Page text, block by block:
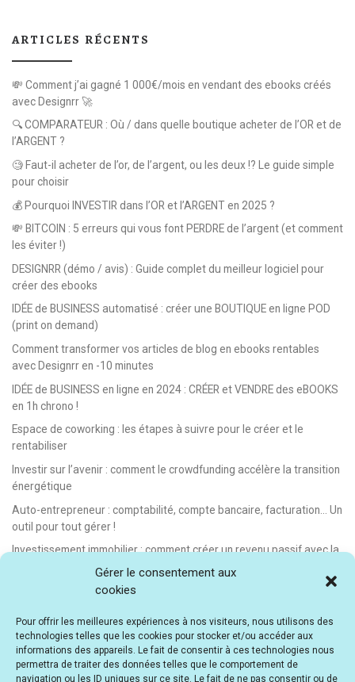
Gérer le consentement aux
cookies
Pour offrir les meilleures expériences à nos visiteurs, nous utilisons des
technologies telles que les cookies pour stocker et/ou accéder aux
informations des appareils. Le fait de consentir à ces technologies nous
permettra de traiter des données telles que le comportement de
navigation ou les ID uniques sur ce site. Le fait de ne pas consentir ou de
ARTICLES RÉCENTS
💸 Comment j’ai gagné 1 000€/mois en vendant des ebooks créés
avec Designrr 🚀
🔍 COMPARATEUR : Où / dans quelle boutique acheter de l’OR et de
l’ARGENT ?
🧐 Faut-il acheter de l’or, de l’argent, ou les deux !? Le guide simple
pour choisir
💰 Pourquoi INVESTIR dans l’OR et l’ARGENT en 2025 ?
💸 BITCOIN : 5 erreurs qui vous font PERDRE de l’argent (et comment
les éviter !)
DESIGNRR (démo / avis) : Guide complet du meilleur logiciel pour
créer des ebooks
IDÉE de BUSINESS automatisé : créer une BOUTIQUE en ligne POD
(print on demand)
Comment transformer vos articles de blog en ebooks rentables
avec Designrr en -10 minutes
IDÉE de BUSINESS en ligne en 2024 : CRÉER et VENDRE des eBOOKS
en 1h chrono !
Espace de coworking : les étapes à suivre pour le créer et le
rentabiliser
Investir sur l’avenir : comment le crowdfunding accélère la transition
énergétique
Auto-entrepreneur : comptabilité, compte bancaire, facturation… Un
outil pour tout gérer !
Investissement immobilier : comment créer un revenu passif avec la
location saisonnière
E-learning : les meilleurs LMS gratuits et payants pour créer et
Idée de business en ligne automatisé : vendre des formations en e-
learning
E-learning : comment créer et vendre des cours en ligne facilement